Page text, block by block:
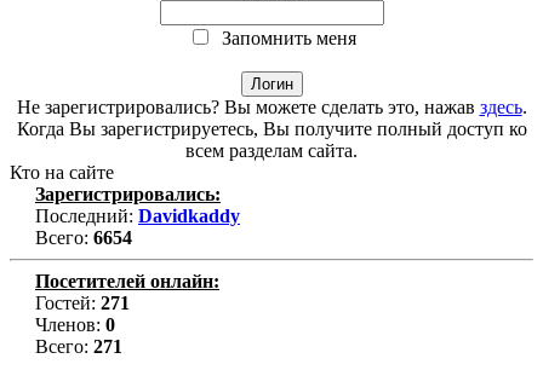
Запомнить меня
Не зарегистрировались? Вы можете сделать это, нажав здесь.
Когда Вы зарегистрируетесь, Вы получите полный доступ ко
всем разделам сайта.
Кто на сайте
Зарегистрировались:
Последний: Davidkaddy
Всего: 6654
Посетителей онлайн:
Гостей: 271
Членов: 0
Всего: 271